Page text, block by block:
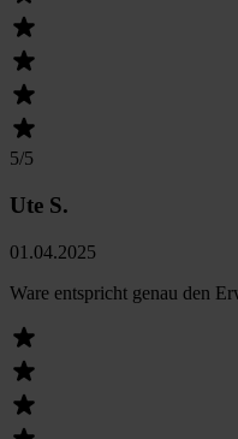
5/5
Ute S.
01.04.2025
Ware entspricht genau den